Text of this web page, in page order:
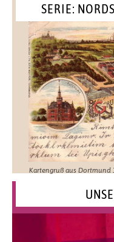
SERIE:
Kartengruß aus Dortmund